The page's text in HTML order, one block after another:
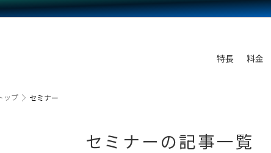
特長 料金
越境EC（海外販売）
売上につながる集客
顧客ロイヤリティを向上
雑貨販売
料金シミュレーション
開発・API連携代行
ップ セミナー
セミナーの記事一覧